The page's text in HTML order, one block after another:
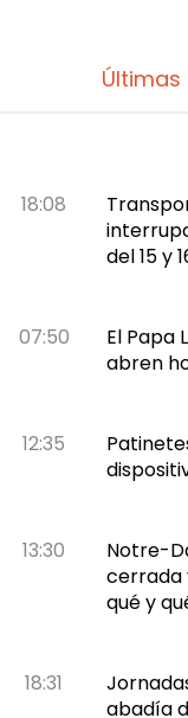
Seine. Del
una
18:08
del 15 y
07:50
El Papa
abren
12:35
13:30
Notre-
cerrada
qué y
18:31
abadía